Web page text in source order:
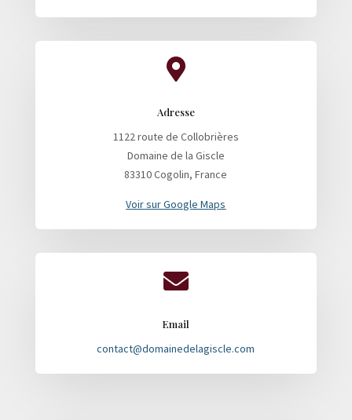

Adresse
1122 route de Collobrières
Domaine de la Giscle
83310 Cogolin, France
Voir sur Google Maps

Email
contact@domainedelagiscle.com